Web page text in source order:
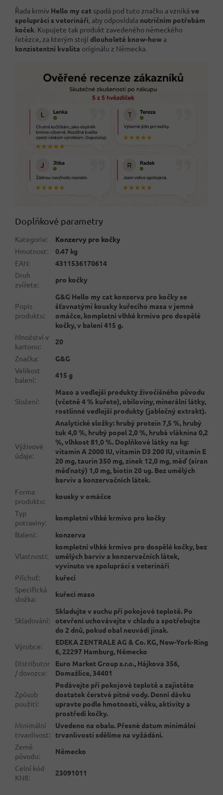
Řada krmiv Hello my cat spadá pod tuto značku a vzniká ve
spolupráci s veterináři, aby odpovídala nutričním potřebám
koček. Kupujete tak produkt zavedeného německého
řetězce, za kterým stojí dlouholeté know-how a
konzistentní kvalita originálu z Německa.
Doplňkové parametry
Kategorie:
Konzervy pro kočky
Hmotnost:
0.47 kg
EAN:
4311536170614
Druh
zvířete:
pro kočky
Popis
produktu:
G&G Hello my cat konzerva pro kočky se
šťavnatými kousky kuřecího masa v jemné
omáčce, kompletní vlhké krmivo pro dospělé
kočky, v balení 415 g.
Množství v
kartonu:
20
Značka:
G&G
Velikost
balení:
415 g
Složení:
Maso a vedlejší produkty živočišného původu
(včetně 4 % kuřete), obiloviny, minerální látky,
rostlinné vedlejší produkty (jablečný extrakt).
Výživové
údaje:
Analytické složky: hrubý protein 7,5 %, hrubý
tuk 4,0 %, hrubý popel 2,0 %, hrubá vláknina 0,2
%, vlhkost 81,0 %. Doplňkové látky na kg:
vitamin A 2000 IU, vitamin D3 200 IU, vitamin E
20 mg, taurin 350 mg, zinek 12,0 mg, měď (síran
měďnatý) 1,0 mg, biotin 20 ug. Bez umělých
barviv a konzervačních látek.
Forma
produktu:
kousky v omáčce
Typ
potraviny:
kompletní vlhké krmivo pro kočky
Balení: konzerva
Vlastnosti:
kompletní vlhké krmivo pro dospělé kočky, bez
umělých barviv a konzervačních látek,
vyvinuto ve spolupráci s veterináři
Příchuť:
kuřecí
Specifická
složka:
kuřecí maso
Skladování:
Skladujte v suchu při pokojové teplotě. Po
otevření uchovávejte v chladu a spotřebujte
do 2 dnů, pokud obal neuvádí jinak.
Výrobce:
EDEKA ZENTRALE AG & Co. KG, New-York-Ring
6, 22297 Hamburg, Německo
Distributor
/ dovozce:
Euro Market Group s.r.o., Hájkova 356,
Domažlice, 34401
Způsob
použití:
Podávejte při pokojové teplotě a zajistěte
dostatek čerstvé pitné vody. Denní dávku
upravte podle hmotnosti, věku, aktivity a
prostředí kočky.
Minimální
trvanlivost:
Uvedeno na obalu. Přesné datum minimální
trvanlivosti sdělíme na vyžádání.
Země
původu:
Německo
Celní kód
KN8:
23091011